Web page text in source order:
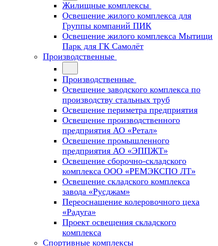
Жилищные комплексы
Освещение жилого комплекса для
Группы компаний ПИК
Освещение жилого комплекса Мытищи
Парк для ГК Самолёт
Производственные
Производственные
Освещение заводского комплекса по
производству стальных труб
Освещение периметра предприятия
Освещение производственного
предприятия АО «Ретал»
Освещение промышленного
предприятия АО «ЭППЖТ»
Освещение сборочно-складского
комплекса ООО «РЕМЭКСПО ЛТ»
Освещение складского комплекса
завода «Русджам»
Переоснащение колеровочного цеха
«Радуга»
Проект освещения складского
комплекса
Спортивные комплексы